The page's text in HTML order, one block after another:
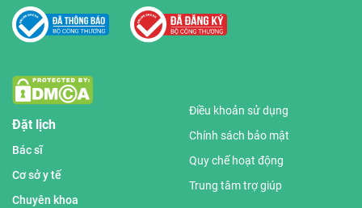
Đặt lịch
Bác sĩ
Cơ sở y tế
Chuyên khoa
Điều khoản sử dụng
Chính sách bảo mật
Quy chế hoạt động
Trung tâm trợ giúp